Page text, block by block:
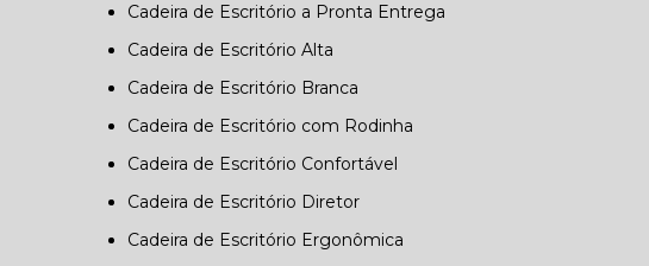
Cadeira de Escritório a Pronta Entrega
Cadeira de Escritório Alta
Cadeira de Escritório Branca
Cadeira de Escritório com Rodinha
Cadeira de Escritório Confortável
Cadeira de Escritório Diretor
Cadeira de Escritório Ergonômica